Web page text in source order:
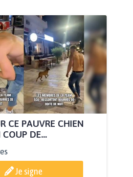
CE PAUVRE CHIEN
COUP DE...
Je signe